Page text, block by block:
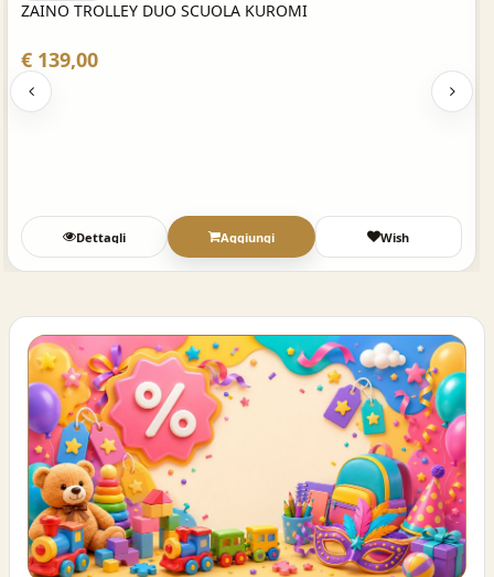
ZAINO TROLLEY DUO SCUOLA KUROMI
€ 139,00
Dettagli Aggiungi Wish